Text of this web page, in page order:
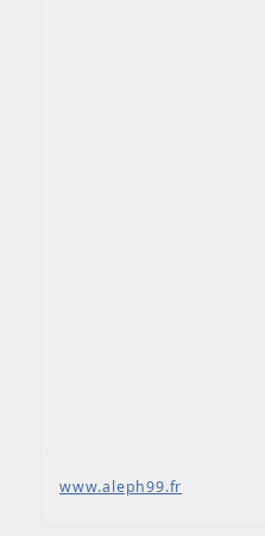
www.aleph99.fr